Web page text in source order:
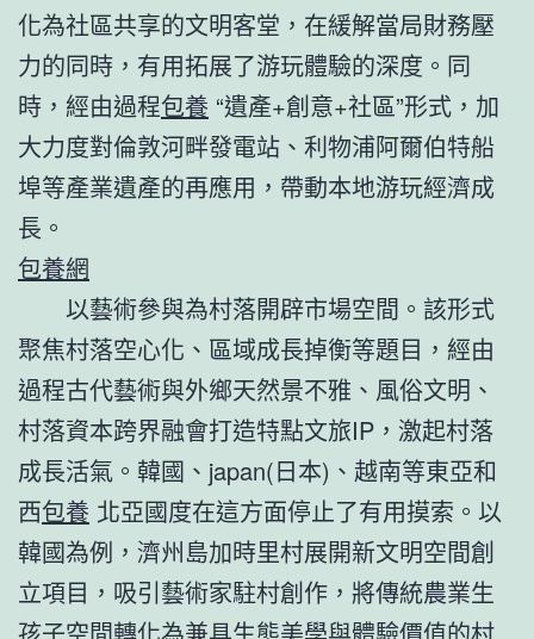
化為社區共享的文明客堂，在緩解當局財務壓
力的同時，有用拓展了游玩體驗的深度。同
時，經由過程包養 “遺產+創意+社區”形式，加
大力度對倫敦河畔發電站、利物浦阿爾伯特船
埠等產業遺產的再應用，帶動本地游玩經濟成
長。
包養網
以藝術參與為村落開辟市場空間。該形式
聚焦村落空心化、區域成長掉衡等題目，經由
過程古代藝術與外鄉天然景不雅、風俗文明、
村落資本跨界融會打造特點文旅IP，激起村落
成長活氣。韓國、japan(日本)、越南等東亞和
西包養 北亞國度在這方面停止了有用摸索。以
韓國為例，濟州島加時里村展開新文明空間創
立項目，吸引藝術家駐村創作，將傳統農業生
孩子空間轉化為兼具生態美學與體驗價值的村